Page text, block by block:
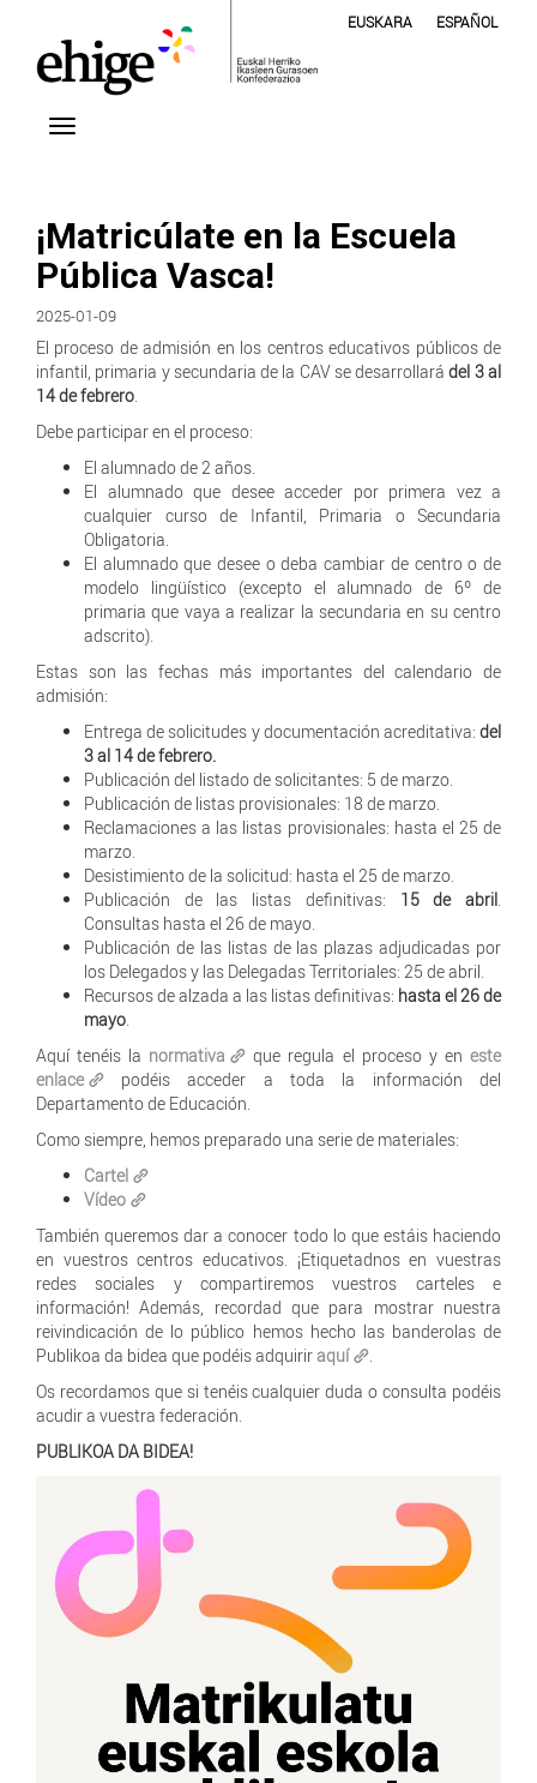
EUSKARA ESPAÑOL
¡Matricúlate en la Escuela
Pública Vasca!
2025-01-09
El proceso de admisión en los centros educativos públicos de
infantil, primaria y secundaria de la CAV se desarrollarádel 3 al
14 de febrero.
Debe participar en el proceso:
El alumnado de 2 años.
El alumnado que desee acceder por primera vez a
cualquier curso de Infantil, Primaria o Secundaria
Obligatoria.
El alumnado que desee o deba cambiar de centro o de
modelo lingüístico (excepto el alumnado de 6º de
primaria que vaya a realizar la secundaria en su centro
adscrito).
Estas son las fechas más importantes del calendario de
admisión:
Entrega de solicitudes y documentación acreditativa: del
3 al 14 de febrero.
Publicación del listado de solicitantes: 5 de marzo.
Publicación de listas provisionales: 18 de marzo.
Reclamaciones a las listas provisionales: hasta el 25 de
marzo.
Desistimiento de la solicitud: hasta el 25 de marzo.
Publicación de las listas definitivas: 15 de abril.
Consultas hasta el 26 de mayo.
Publicación de las listas de las plazas adjudicadas por
los Delegados y las Delegadas Territoriales: 25 de abril.
Recursos de alzada a las listas definitivas: hasta el 26 de
mayo.
Aquí tenéis la normativa que regula el proceso y eneste
enlace
podéis acceder a toda la información del
Departamento de Educación.
Como siempre, hemos preparado una serie de materiales:
Cartel
Vídeo
También queremos dar a conocer todo lo que estáis haciendo
en vuestros centros educativos. ¡Etiquetadnos en vuestras
redes sociales y compartiremos vuestros carteles e
información! Además, recordad que para mostrar nuestra
reivindicación de lo público hemos hecho las banderolas de
Publikoa da bidea que podéis adquiriraquí
.
Os recordamos que si tenéis cualquier duda o consulta podéis
acudir a vuestra federación.
PUBLIKOA DA BIDEA!